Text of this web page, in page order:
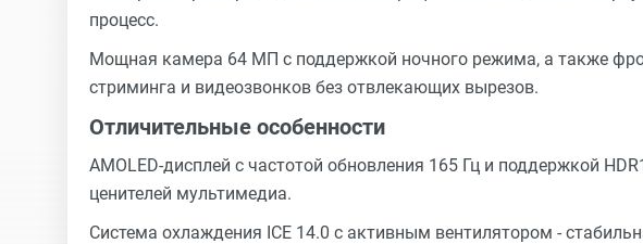
процесс.
Мощная камера 64 МП с поддержкой ночного режима, а также
стриминга и видеозвонков без отвлекающих вырезов.
Отличительные особенности
AMOLED-дисплей с частотой обновления 165 Гц и поддержкой
ценителей мультимедиа.
Система охлаждения ICE 14.0 с активным вентилятором -